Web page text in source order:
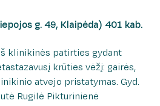
klinika
klinika
ir hematologijos klinika
traumatologijos klinika
reabilitacijos paslaugas teikiančios
taisyklės
tvarka
apie pacientą teikimo tvarka
g. 49, Klaipėda) 401 kab.
klinikinės patirties gydant
krūties vėžį: gairės,
atvejo pristatymas. Gyd.
Rugilė Pikturinienė